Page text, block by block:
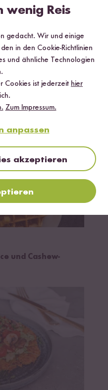
Vollkorn
und Cashew-
wenig Reis
gedacht. Wir und einige
in den Cookie-Richtlinien
und ähnliche Technologien
Cookies ist jederzeit hier
Zum Impressum.
anpassen
akzeptieren